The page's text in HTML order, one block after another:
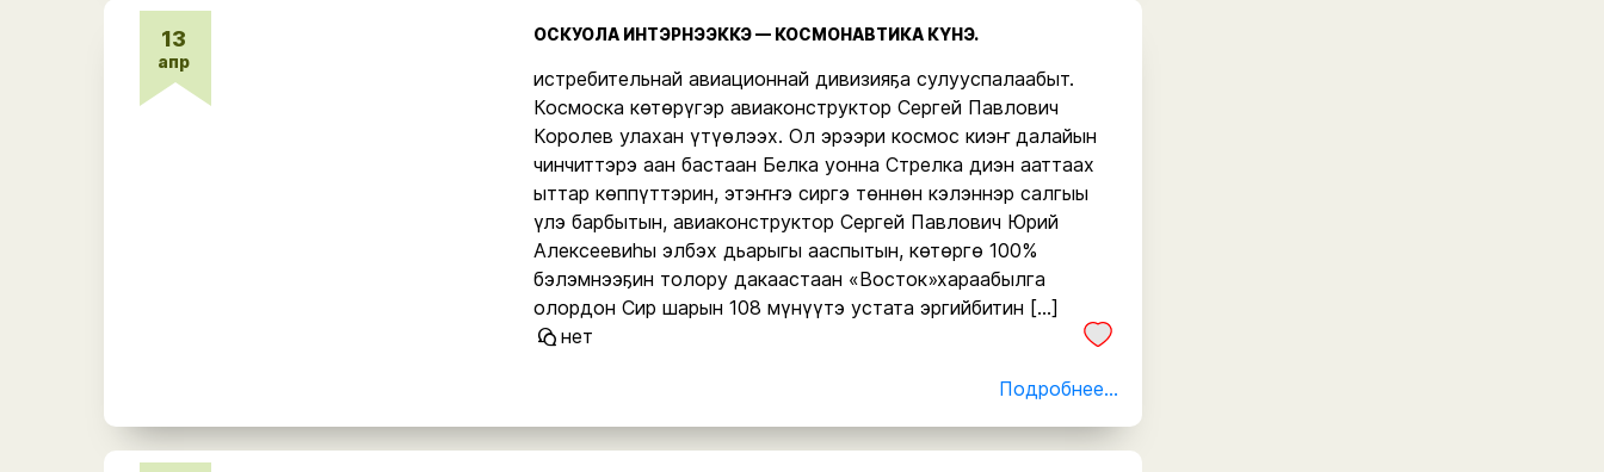
13
апр
ОСКУОЛА ИНТЭРНЭЭККЭ — КОСМОНАВТИКА КҮНЭ.
истребительнай авиационнай дивизияҕа сулууспалаабыт.
Космоска көтөрүгэр авиаконструктор Сергей Павлович
Королев улахан үтүөлээх. Ол эрээри космос киэҥ далайын
чинчиттэрэ аан бастаан Белка уонна Стрелка диэн ааттаах
ыттар көппүттэрин, этэҥҥэ сиргэ төннөн кэлэннэр салгыы
үлэ барбытын, авиаконструктор Сергей Павлович Юрий
Алексеевиһы элбэх дьарыгы ааспытын, көтөргө 100%
бэлэмнээҕин толору дакаастаан «Восток»хараабылга
олордон Сир шарын 108 мүнүүтэ устата эргийбитин […]
нет
Подробнее...